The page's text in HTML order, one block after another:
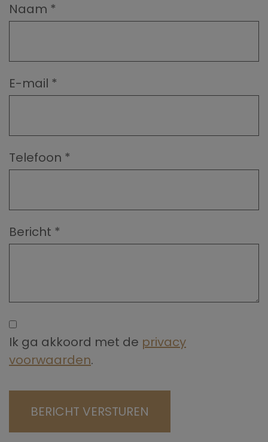
Naam *
E-mail *
Telefoon *
Bericht *
Ik ga akkoord met de privacy
voorwaarden.
BERICHT VERSTUREN